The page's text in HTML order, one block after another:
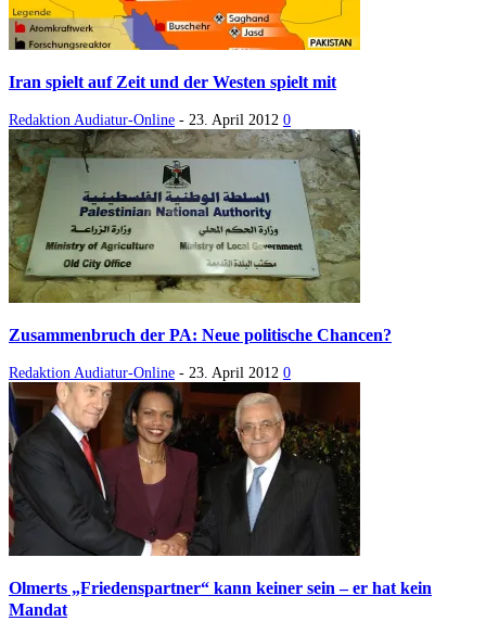
Iran spielt auf Zeit und der Westen spielt mit
Redaktion Audiatur-Online - 23. April 2012 0
Zusammenbruch der PA: Neue politische Chancen?
Redaktion Audiatur-Online - 23. April 2012 0
Olmerts „Friedenspartner“ kann keiner sein – er hat kein
Mandat